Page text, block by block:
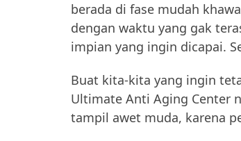
berada di fase mudah
dengan waktu yang gak
impian yang ingin dicapai.
Buat kita-kita yang ingin
Ultimate Anti Aging Center
tampil awet muda, karena